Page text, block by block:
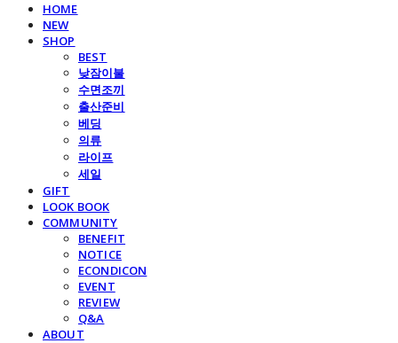
HOME
NEW
SHOP
BEST
낮잠이불
수면조끼
출산준비
베딩
의류
라이프
세일
GIFT
LOOK BOOK
COMMUNITY
BENEFIT
NOTICE
ECONDICON
EVENT
REVIEW
Q&A
ABOUT